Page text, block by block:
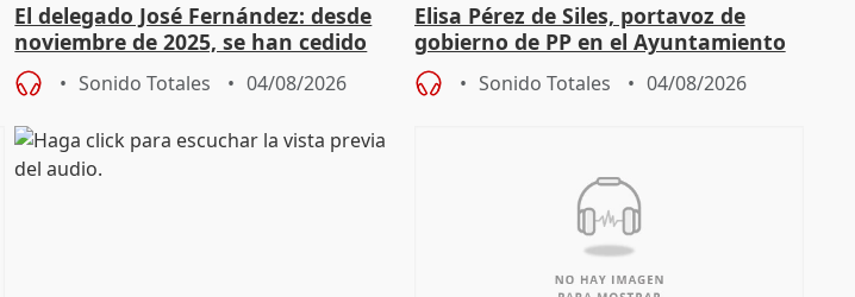
El delegado José Fernández: desde
noviembre de 2025, se han cedido
9.810 ayudas por nacimiento
Sonido Totales 04/08/2026
Elisa Pérez de Siles, portavoz de
gobierno de PP en el Ayuntamiento
de Málaga, deja la política
Sonido Totales 04/08/2026